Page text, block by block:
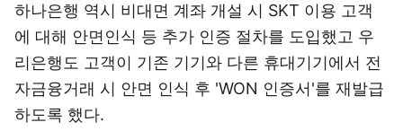
하나은행 역시 비대면 계좌 개설 시 SKT 이용 고객
에 대해 안면인식 등 추가 인증 절차를 도입했고 우
리은행도 고객이 기존 기기와 다른 휴대기기에서 전
자금융거래 시 안면 인식 후 'WON 인증서'를 재발급
하도록 했다.